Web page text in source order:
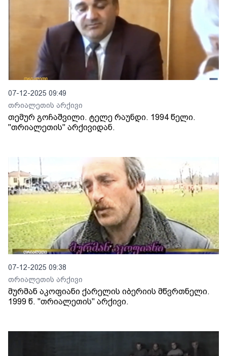
07-12-2025 09:49
თრიალეთის არქივი
თემურ გოჩაშვილი. ტელე რაუნდი. 1994 წელი.
"თრიალეთის" არქივიდან.
07-12-2025 09:38
თრიალეთის არქივი
მურმან აკოფიანი ქარელის იბერიის მწვრთნელი.
1999 წ. "თრიალეთის" არქივი.